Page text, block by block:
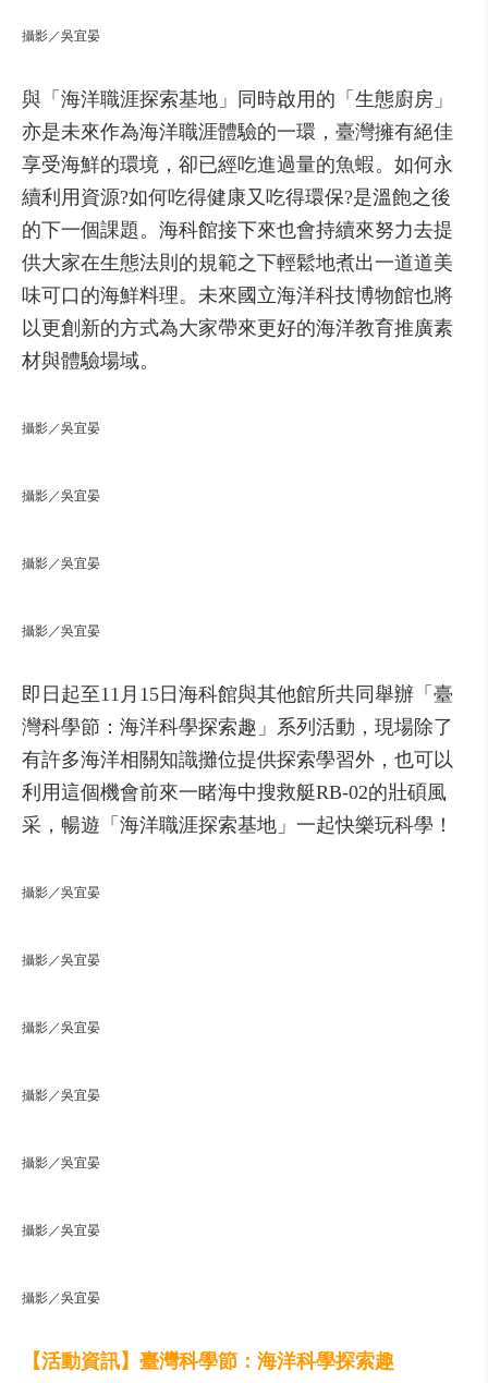
攝影／吳宜晏
與「海洋職涯探索基地」同時啟用的「生態廚房」
亦是未來作為海洋職涯體驗的一環，臺灣擁有絕佳
享受海鮮的環境，卻已經吃進過量的魚蝦。如何永
續利用資源?如何吃得健康又吃得環保?是溫飽之後
的下一個課題。海科館接下來也會持續來努力去提
供大家在生態法則的規範之下輕鬆地煮出一道道美
味可口的海鮮料理。未來國立海洋科技博物館也將
以更創新的方式為大家帶來更好的海洋教育推廣素
材與體驗場域。
攝影／吳宜晏
攝影／吳宜晏
攝影／吳宜晏
攝影／吳宜晏
即日起至11月15日海科館與其他館所共同舉辦「臺
灣科學節：海洋科學探索趣」系列活動，現場除了
有許多海洋相關知識攤位提供探索學習外，也可以
利用這個機會前來一睹海中搜救艇RB-02的壯碩風
采，暢遊「海洋職涯探索基地」一起快樂玩科學！
攝影／吳宜晏
攝影／吳宜晏
攝影／吳宜晏
攝影／吳宜晏
攝影／吳宜晏
攝影／吳宜晏
攝影／吳宜晏
【活動資訊】臺灣科學節：海洋科學探索趣